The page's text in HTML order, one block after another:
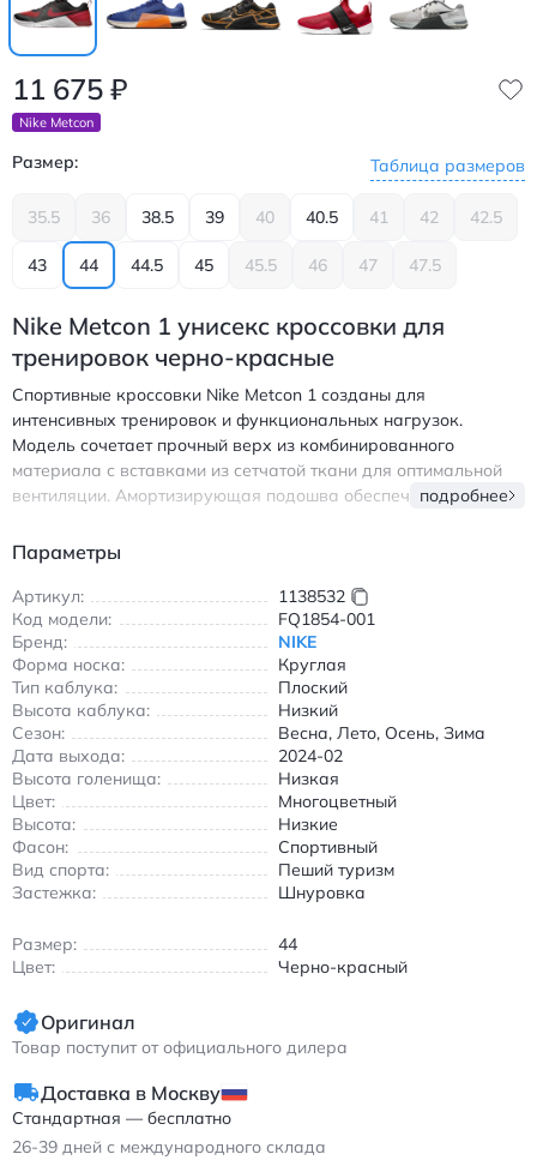
11 675 ₽
Nike Metcon
Размер: Таблица размеров
35.5 36 38.5 39 40 40.5 41 42 42.5
43 44 44.5 45 45.5 46 47 47.5
Nike Metcon 1 унисекс кроссовки для
тренировок черно-красные
Спортивные кроссовки Nike Metcon 1 созданы для
интенсивных тренировок и функциональных нагрузок.
Модель сочетает прочный верх из комбинированного
материала с вставками из сетчатой ткани для оптимальной
вентиляции. Амортизирующая подошва обеспечивает
упражнений. Антискользящие элементы и износостойкие
расцветка подчеркивает спортивный стиль, а шнуровка
гарантирует плотную посадку. Идеально подходят для
кроссфита, тяжелой атлетики и повседневной носки
благодаря универсальному дизайну. Легкая конструкция и
эргономичная форма носка обеспечивают комфорт даже при
длительном использовании. Подошва с рифлением
предотвращает скольжение на различных поверхностях, а
внутренняя часть обуви выполнена из дышащих материалов
для поддержания оптимального микроклимата стопы. Найк
Меткон 1 кроссовки для тренировок черно-красные с
амортизацией и износостойкими вставками
подробнее
Параметры
Артикул:
1138532
Код модели:
FQ1854-001
Бренд:
NIKE
Форма носка:
Круглая
Тип каблука:
Плоский
Высота каблука:
Низкий
Сезон:
Весна, Лето, Осень, Зима
Дата выхода:
2024-02
Высота голенища:
Низкая
Цвет:
Многоцветный
Высота:
Низкие
Фасон:
Спортивный
Вид спорта:
Пеший туризм
Застежка:
Шнуровка
Размер:
44
Цвет:
Черно-красный
Оригинал
Товар поступит от официального дилера
Доставка в Москву
Стандартная — бесплатно
26-39 дней с международного склада